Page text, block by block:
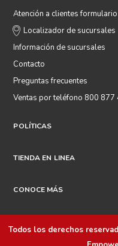
Atención a clientes formulario
Localizador de sucursales
Información de sucursales
Contacto
Preguntas frecuentes
Ventas por teléfono 800 877
POLÍTICAS
TIENDA EN LINEA
CONOCE MÁS
Todos los derechos